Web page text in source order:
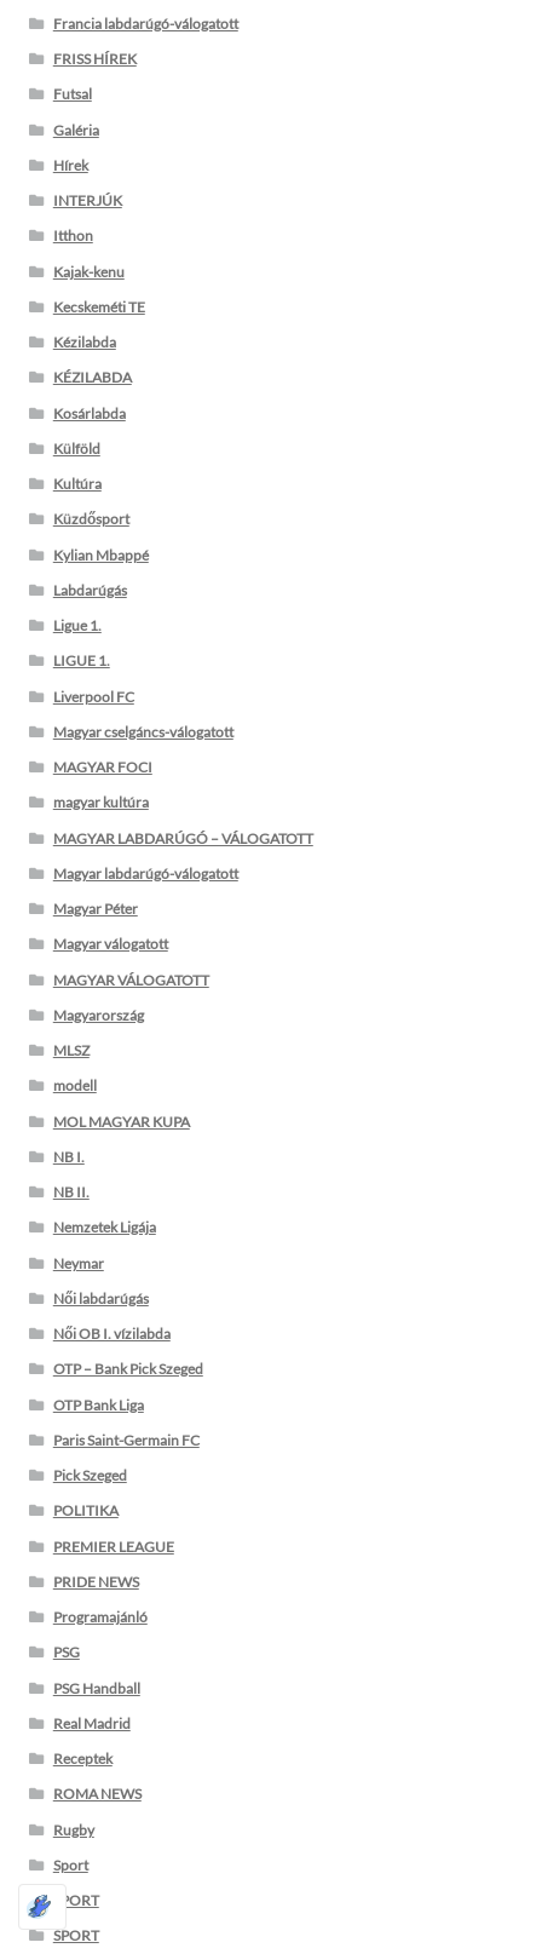
Francia labdarúgó-válogatott
FRISS HÍREK
Futsal
Galéria
Hírek
INTERJÚK
Itthon
Kajak-kenu
Kecskeméti TE
Kézilabda
KÉZILABDA
Kosárlabda
Külföld
Kultúra
Küzdősport
Kylian Mbappé
Labdarúgás
Ligue 1.
LIGUE 1.
Liverpool FC
Magyar cselgáncs-válogatott
MAGYAR FOCI
magyar kultúra
MAGYAR LABDARÚGÓ – VÁLOGATOTT
Magyar labdarúgó-válogatott
Magyar Péter
Magyar válogatott
MAGYAR VÁLOGATOTT
Magyarország
MLSZ
modell
MOL MAGYAR KUPA
NB I.
NB II.
Nemzetek Ligája
Neymar
Női labdarúgás
Női OB I. vízilabda
OTP – Bank Pick Szeged
OTP Bank Liga
Paris Saint-Germain FC
Pick Szeged
POLITIKA
PREMIER LEAGUE
PRIDE NEWS
Programajánló
PSG
PSG Handball
Real Madrid
Receptek
ROMA NEWS
Rugby
Sport
SPORT
SPORT